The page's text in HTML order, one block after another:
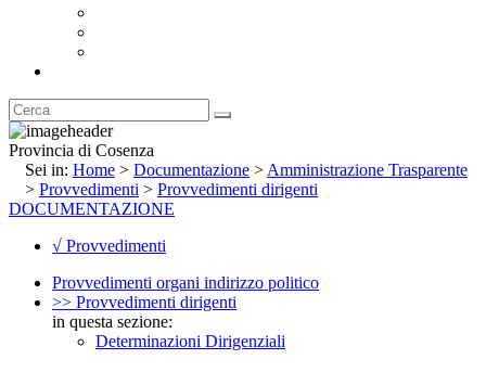
Provincia di Cosenza
Sei in: Home > Documentazione > Amministrazione Trasparente
> Provvedimenti > Provvedimenti dirigenti
DOCUMENTAZIONE
√ Provvedimenti
Provvedimenti organi indirizzo politico
>> Provvedimenti dirigenti
in questa sezione:
Determinazioni Dirigenziali